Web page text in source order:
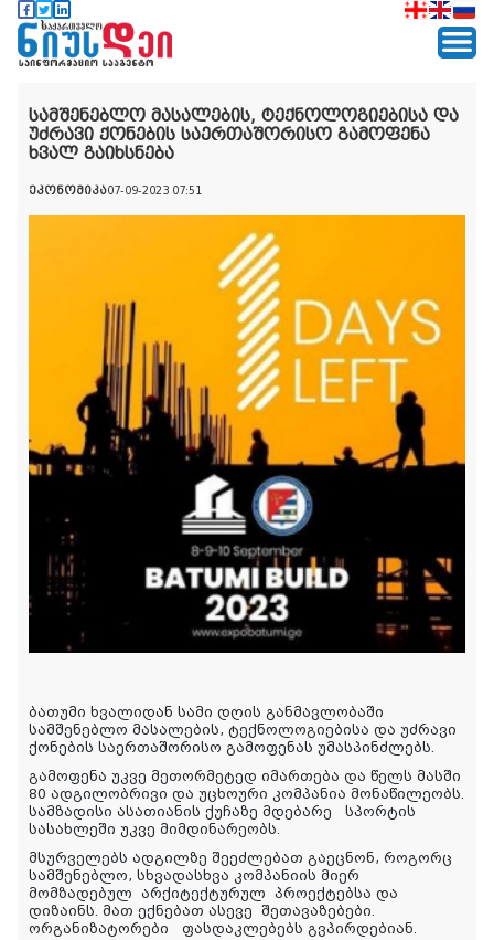
სამშენებლო მასალების, ტექნოლოგიებისა და
უძრავი ქონების საერთაშორისო გამოფენა
ხვალ გაიხსნება
ეკონომიკა07-09-2023 07:51
ბათუმი ხვალიდან სამი დღის განმავლობაში
სამშენებლო მასალების, ტექნოლოგიებისა და უძრავი
ქონების საერთაშორისო გამოფენას უმასპინძლებს.
გამოფენა უკვე მეთორმეტედ იმართება და წელს მასში
80 ადგილობრივი და უცხოური კომპანია მონაწილეობს.
სამზადისი ასათიანის ქუჩაზე მდებარე სპორტის
სასახლეში უკვე მიმდინარეობს.
მსურველებს ადგილზე შეეძლებათ გაეცნონ, როგორც
სამშენებლო, სხვადასხვა კომპანიის მიერ
მომზადებულ არქიტექტურულ პროექტებსა და
დიზაინს. მათ ექნებათ ასევე შეთავაზებები
ორგანიზატორები ფასდაკლებებს გვპირდებიან.